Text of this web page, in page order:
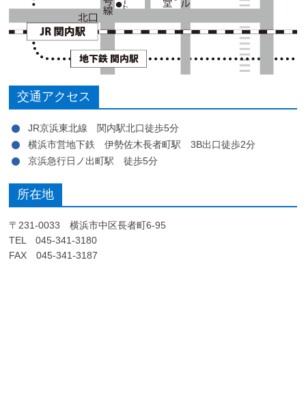
交通アクセス
JR京浜東北線 関内駅北口徒歩5分
横浜市営地下鉄 伊勢佐木長者町駅 3B出口徒歩2分
京浜急行日ノ出町駅 徒歩5分
所在地
〒231-0033 横浜市中区長者町6-95
TEL 045-341-3180
FAX 045-341-3187